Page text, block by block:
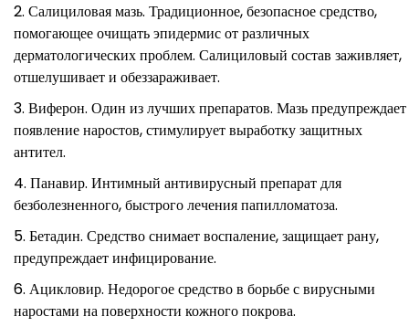
Салициловая мазь. Традиционное, безопасное средство,
помогающее очищать эпидермис от различных
дерматологических проблем. Салициловый состав заживляет,
отшелушивает и обеззараживает.
Виферон. Один из лучших препаратов. Мазь предупреждает
появление наростов, стимулирует выработку защитных
антител.
Панавир. Интимный антивирусный препарат для
безболезненного, быстрого лечения папилломатоза.
Бетадин. Средство снимает воспаление, защищает рану,
предупреждает инфицирование.
Ацикловир. Недорогое средство в борьбе с вирусными
наростами на поверхности кожного покрова.